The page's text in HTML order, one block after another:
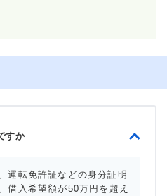
すか
運転免許証などの身分証明
借入希望額が50万円を超え